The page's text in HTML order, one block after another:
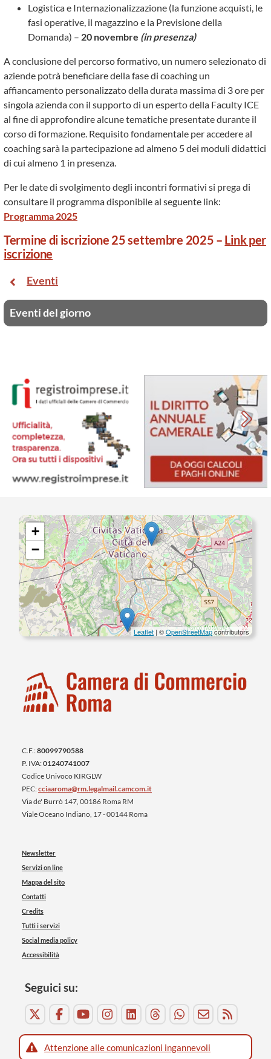
Logistica e Internazionalizzazione (la funzione acquisti, le
fasi operative, il magazzino e la Previsione della
Domanda) – 20 novembre (in presenza)
A conclusione del percorso formativo, un numero selezionato di
aziende potrà beneficiare della fase di coaching un
affiancamento personalizzato della durata massima di 3 ore per
singola azienda con il supporto di un esperto della Faculty ICE
al fine di approfondire alcune tematiche presentate durante il
corso di formazione. Requisito fondamentale per accedere al
coaching sarà la partecipazione ad almeno 5 dei moduli didattici
di cui almeno 1 in presenza.
Per le date di svolgimento degli incontri formativi si prega di
consultare il programma disponibile al seguente link:
Programma 2025
Termine di iscrizione 25 settembre 2025 – Link per
iscrizione
Eventi
Eventi del giorno
+
−
Leaflet | ©OpenStreetMapcontributors
C.F.:80099790588
P. IVA:01240741007
Codice Univoco KIRGLW
PEC:cciaaroma@rm.legalmail.camcom.it
Via de' Burrò 147, 00186 Roma RM
Viale Oceano Indiano, 17 - 00144 Roma
Newsletter
Servizi on line
Mappa del sito
Contatti
Credits
Tutti i servizi
Social media policy
Accessibilità
Seguici su:
Attenzione alle comunicazioni ingannevoli